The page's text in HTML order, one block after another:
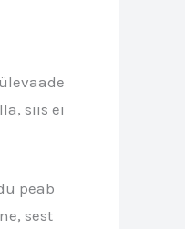
siis ei
peab
sest